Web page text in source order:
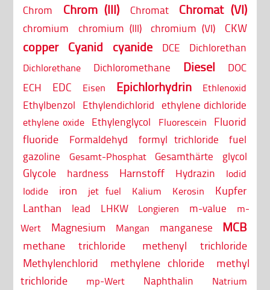
Chrom
Chrom (III) Chromat Chromat (VI)
chromium chromium (III) chromium (VI) CKW
copper Cyanid cyanide DCE Dichlorethan
Dichlorethane Dichloromethane Diesel
DOC
ECH
EDC Eisen Epichlorhydrin Ethlenoxid
Ethylbenzol Ethylendichlorid ethylene dichloride
ethylene oxide Ethylenglycol Fluorescein
Fluorid
fluoride
Formaldehyd formyl trichloride
fuel
gazoline
Gesamt-Phosphat Gesamthärte glycol
Glycole hardness Harnstoff Hydrazin
Iodid
Iodide
iron jet fuel Kalium Kerosin
Kupfer
Lanthan
lead LHKW Longieren m-value
m-
Wert
Magnesium Mangan manganese MCB
methane trichloride
methenyl trichloride
Methylenchlorid
methylene chloride
methyl
trichloride
mp-Wert Naphthalin Natrium